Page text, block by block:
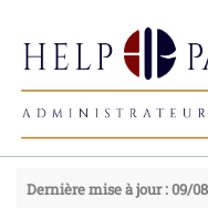
Dernière mise à jour : 09/